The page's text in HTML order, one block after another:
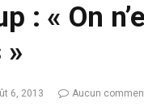
: « On
6, 2013 Aucun